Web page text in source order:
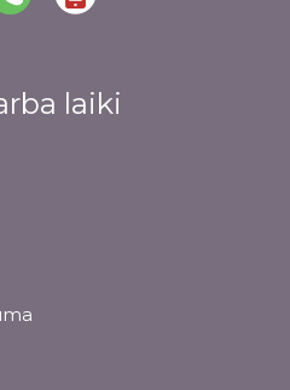
laiki